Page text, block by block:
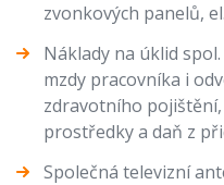
zvonkových panelů,
Náklady na úklid
mzdy pracovníka i
zdravotního
prostředky a daň z
Společná televizní